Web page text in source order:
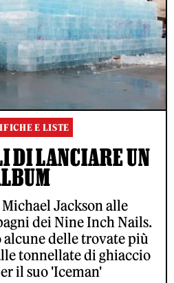
E LISTE
DI LANCIARE UN
Jackson alle
dei Nine Inch Nails.
delle trovate più
tonnellate di ghiaccio
il suo 'Iceman'